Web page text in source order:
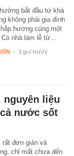
bắt đầu từ khá
không phải gia đình
hương cùng một
Có nhà làm lễ từ…
- 3 giờ trước
nguyên liệu
nước sốt
rất đơn giản và
chỉ mất chưa đến